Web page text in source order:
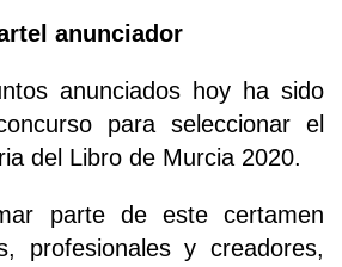
anunciador
anunciados hoy ha sido
para seleccionar el
del Libro de Murcia 2020.
parte de este certamen
profesionales y creadores,